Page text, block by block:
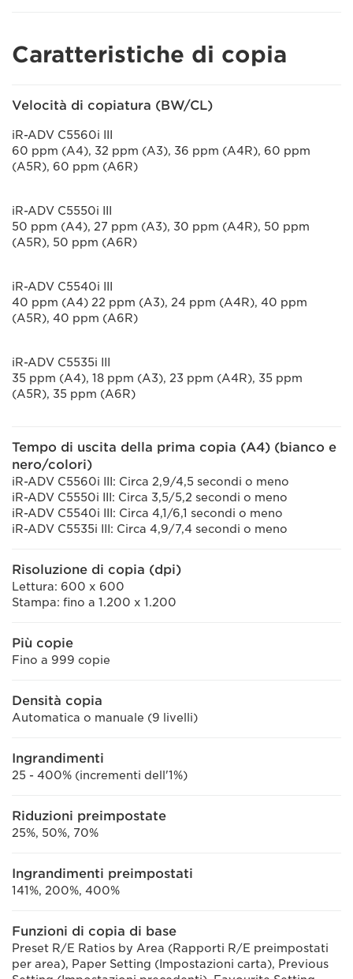
Caratteristiche di copia
Velocità di copiatura (BW/CL)
iR-ADV C5560i III
60 ppm (A4), 32 ppm (A3), 36 ppm (A4R), 60 ppm
(A5R), 60 ppm (A6R)
iR-ADV C5550i III
50 ppm (A4), 27 ppm (A3), 30 ppm (A4R), 50 ppm
(A5R), 50 ppm (A6R)
iR-ADV C5540i III
40 ppm (A4) 22 ppm (A3), 24 ppm (A4R), 40 ppm
(A5R), 40 ppm (A6R)
iR-ADV C5535i III
35 ppm (A4), 18 ppm (A3), 23 ppm (A4R), 35 ppm
(A5R), 35 ppm (A6R)
Tempo di uscita della prima copia (A4) (bianco e
nero/colori)
iR-ADV C5560i III: Circa 2,9/4,5 secondi o meno
iR-ADV C5550i III: Circa 3,5/5,2 secondi o meno
iR-ADV C5540i III: Circa 4,1/6,1 secondi o meno
iR-ADV C5535i III: Circa 4,9/7,4 secondi o meno
Risoluzione di copia (dpi)
Lettura: 600 x 600
Stampa: fino a 1.200 x 1.200
Più copie
Fino a 999 copie
Densità copia
Automatica o manuale (9 livelli)
Ingrandimenti
25 - 400% (incrementi dell'1%)
Riduzioni preimpostate
25%, 50%, 70%
Ingrandimenti preimpostati
141%, 200%, 400%
Funzioni di copia di base
Preset R/E Ratios by Area (Rapporti R/E preimpostati
per area), Paper Setting (Impostazioni carta), Previous